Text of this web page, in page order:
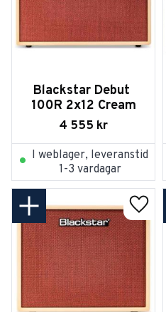
Blackstar Debut
100R 2x12 Cream
4 555 kr
I weblager, leveranstid
1-3 vardagar